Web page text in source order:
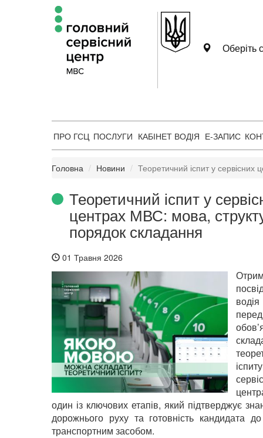
Оберіть
ПРО ГСЦ ПОСЛУГИ КАБІНЕТ ВОДІЯ Е-ЗАПИС
Головна Новини Теоретичний іспит у
Теоретичний іспит у
центрах МВС: мова,
порядок складання
01 Травня 2026
один із ключових етапів, який підтверджує
дорожнього руху та готовність кандидата
транспортним засобом.